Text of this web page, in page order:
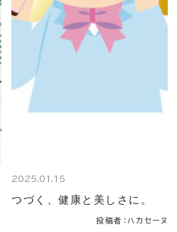
2025.01.15
つづく、健康と美しさに。
投稿者：ハカセーヌ